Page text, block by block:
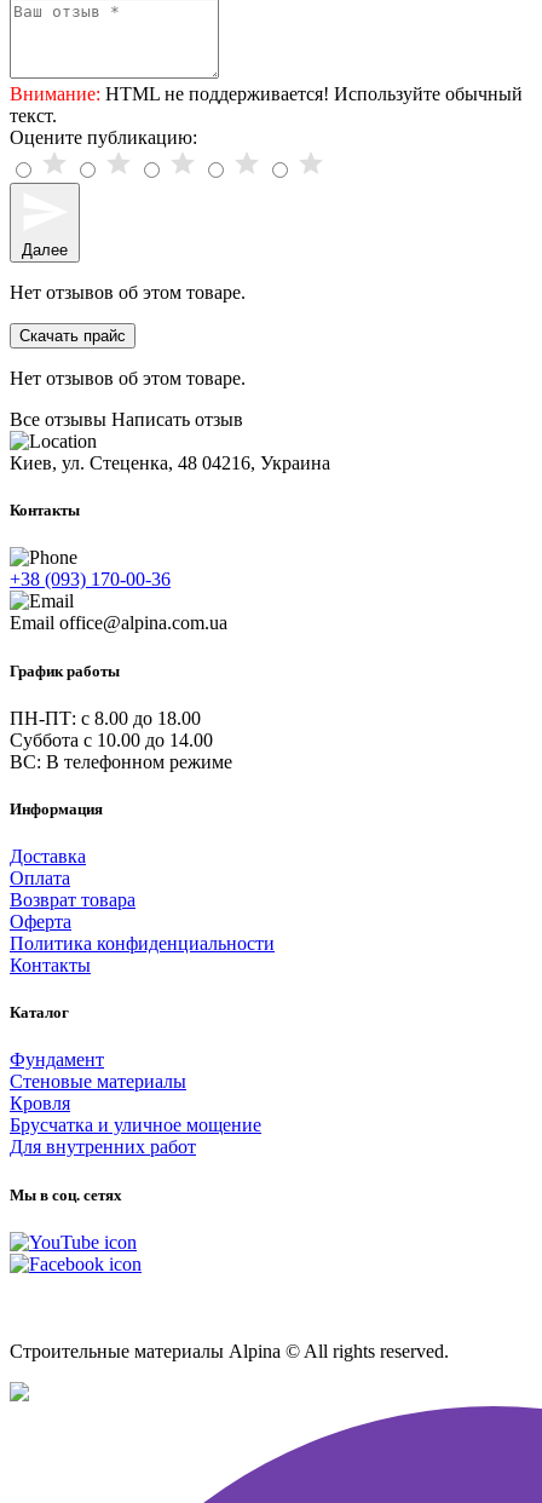
Внимание: HTML не поддерживается! Используйте обычный
текст.
Оцените публикацию:
Далее
Нет отзывов об этом товаре.
Скачать прайс
Нет отзывов об этом товаре.
Все отзывы Написать отзыв
Киев, ул. Стеценка, 48 04216, Украина
Контакты
+38 (093) 170-00-36
Email office@alpina.com.ua
График работы
ПН-ПТ: c 8.00 до 18.00
Суббота с 10.00 до 14.00
ВС: В телефонном режиме
Информация
Доставка
Оплата
Возврат товара
Оферта
Политика конфиденциальности
Контакты
Каталог
Фундамент
Стеновые материалы
Кровля
Брусчатка и уличное мощение
Для внутренних работ
Мы в соц. сетях
Строительные материалы Alpina © All rights reserved.